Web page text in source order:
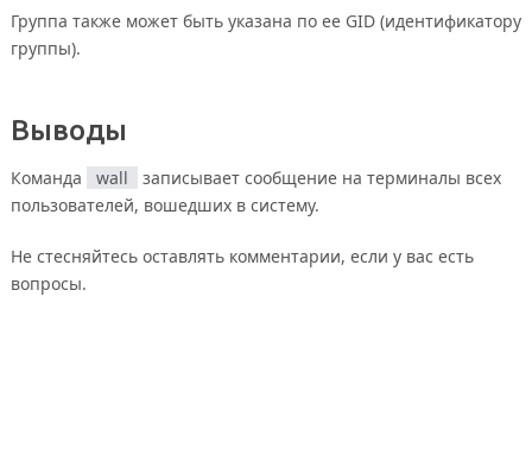
Группа также может быть указана по ее GID (идентификатору
группы).
Выводы
Команда wall
записывает сообщение на терминалы всех
пользователей, вошедших в систему.
Не стесняйтесь оставлять комментарии, если у вас есть
вопросы.